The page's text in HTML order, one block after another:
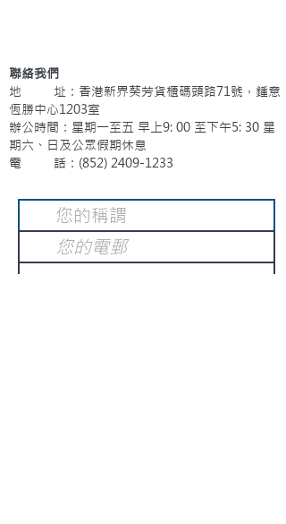
聯絡我們
地 址：香港新界葵芳貨櫃碼頭路71號，鍾意
恆勝中心1203室
辦公時間：星期一至五 早上9: 00 至下午5: 30 星
期六、日及公眾假期休息
電 話：(852) 2409-1233